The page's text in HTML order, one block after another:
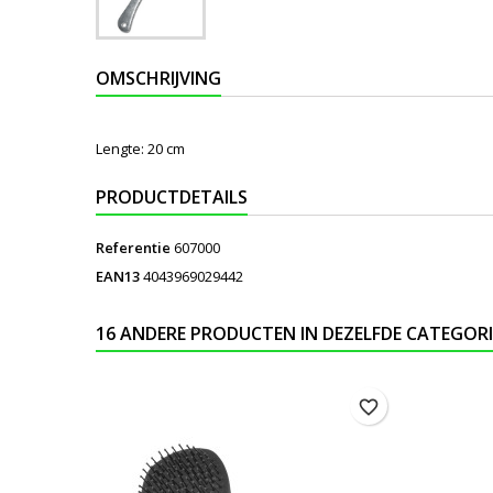
OMSCHRIJVING
Lengte: 20 cm
PRODUCTDETAILS
Referentie 607000
EAN134043969029442
16 ANDERE PRODUCTEN IN DEZELFDE
favorite_border